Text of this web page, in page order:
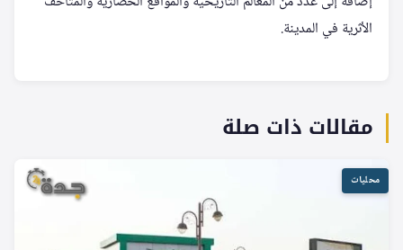
الأثرية في المدينة.
مقالات ذات صلة
محليات